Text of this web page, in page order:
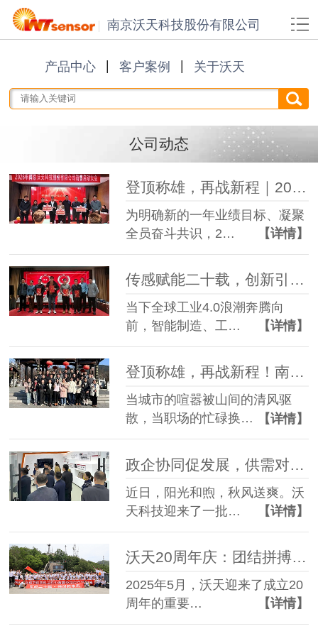
南京沃天科技股份有限公司
产品中心 客户案例 关于沃天
公司动态
登顶称雄，再战新程｜2026年南京沃天科技销售启动大会圆满闭幕
为明确新的一年业绩目标、凝聚
全员奋斗共识，2…
【详情】
传感赋能二十载，创新引领芯未来——沃天科技第三届科学技术大会成功举办
当下全球工业4.0浪潮奔腾向
前，智能制造、工…
【详情】
登顶称雄，再战新程！南京沃天科技黄山团建圆满落幕
当城市的喧嚣被山间的清风驱
散，当职场的忙碌换…
【详情】
政企协同促发展，供需对接启新篇 —— 金湖县政企代表团莅临沃天科技考察交流
近日，阳光和煦，秋风送爽。沃
天科技迎来了一批…
【详情】
沃天20周年庆：团结拼搏，勇攀高峰
2025年5月，沃天迎来了成立20
周年的重要…
【详情】